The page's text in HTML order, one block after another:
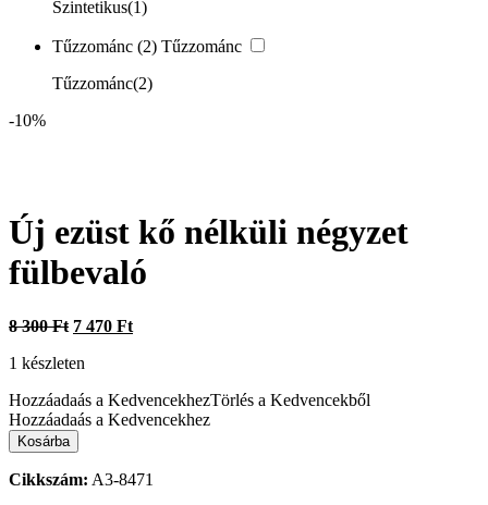
Szintetikus(1)
Tűzzománc (2) Tűzzománc
Tűzzománc(2)
-10%
Új ezüst kő nélküli négyzet
fülbevaló
8 300Ft Original
was:
300 Ft.
7 470 FtCurrent
470 Ft.
1 készleten
Hozzáadaás a KedvencekhezTörlés a Kedvencekből
Hozzáadaás a Kedvencekhez
Új
ezüst
kő
Kosárba
Cikkszám: A3-8471